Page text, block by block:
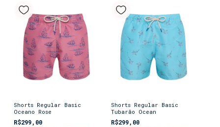
Shorts Regular Basic
Oceano Rose
R$299,00
Shorts Regular Basic
Tubarão Ocean
R$299,00